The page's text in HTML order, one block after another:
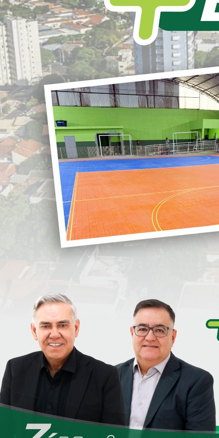
A Prefeitura Municipal de Loanda registra a
visita do governadorRatinho Juniorao
município para a entrega das obras de
ampliação daCasa de Saúde e
Maternidade Santa Catarina – Ugo
Roberto Accorsi
. A iniciativa integra um
investimento superior a
R$ 22 milhõese
representa um marco para a saúde de
Loanda e de toda a região.
Com o reconhecimento do caráter
filantrópico, a unidade passa a integrar o
local e regional. O hospital conta agora com
cirúrgico, viabilizando a realização de
que integram oCOMAFEN
, fortalecendo o
dos leitos de UTI, abre-se também a
de hemodiálise em Loanda, aproximando o tratamento
decorrente dos deslocamentos.
ao governador
e ao secretário de
da saúde pública no Paraná. O
Luiz Claudio Romanelli
, cuja atuação foi fundamental